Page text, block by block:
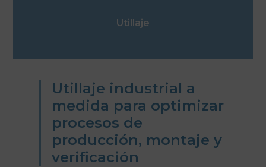
Utillaje
Utillaje industrial a
medida para optimizar
procesos de
producción, montaje y
verificación